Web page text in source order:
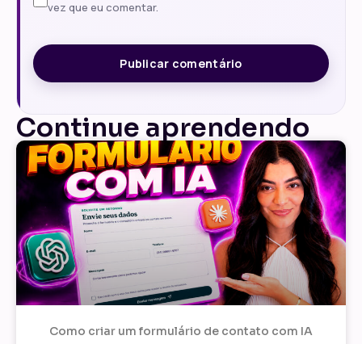
vez que eu comentar.
Continue aprendendo
Como criar um formulário de contato com IA